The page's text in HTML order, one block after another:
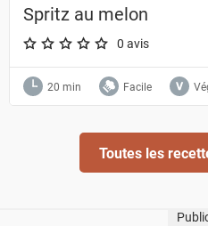
Spritz au melon
A star rating of 0 out of 5.
0 avis
20 min Facile
Toutes les